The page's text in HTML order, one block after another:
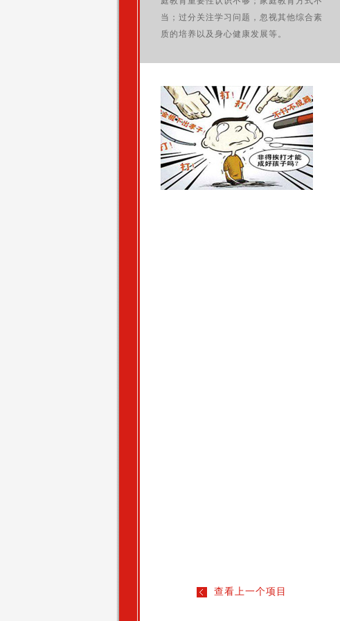
当；过分关注学习问题，忽视其他综合素
质的培养以及身心健康发展等。
查看上一个项目